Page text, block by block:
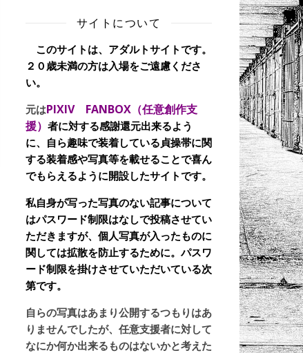
サイトについて
このサイトは、アダルトサイトです。
２０歳未満の方は入場をご遠慮くださ
い。
元はPIXIV FANBOX（任意創作支
援） 者に対する感謝還元出来るよう
に、自ら趣味で装着している貞操帯に関
する装着感や写真等を載せることで喜ん
でもらえるように開設したサイトです。
私自身が写った写真のない記事について
はパスワード制限はなしで投稿させてい
ただきますが、個人写真が入ったものに
関しては拡散を防止するために。パスワ
ード制限を掛けさせていただいている次
第です。
自らの写真はあまり公開するつもりはあ
りませんでしたが、任意支援者に対して
なにか何か出来るものはないかと考えた